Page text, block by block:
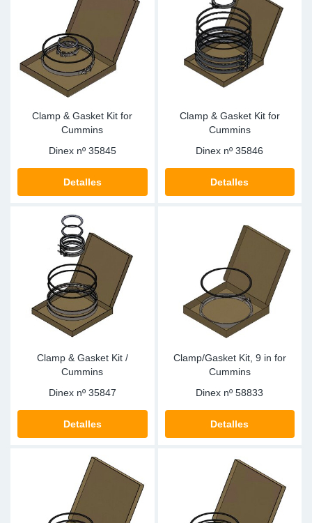
Clamp & Gasket Kit for
Cummins
Dinex nº 35845
Detalles
Clamp & Gasket Kit for
Cummins
Dinex nº 35846
Detalles
Clamp & Gasket Kit /
Cummins
Dinex nº 35847
Detalles
Clamp/Gasket Kit, 9 in for
Cummins
Dinex nº 58833
Detalles